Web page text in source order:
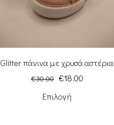
Glitter πάνινα με χρυσά αστέρια
€30.00 €18.00
Επιλογή